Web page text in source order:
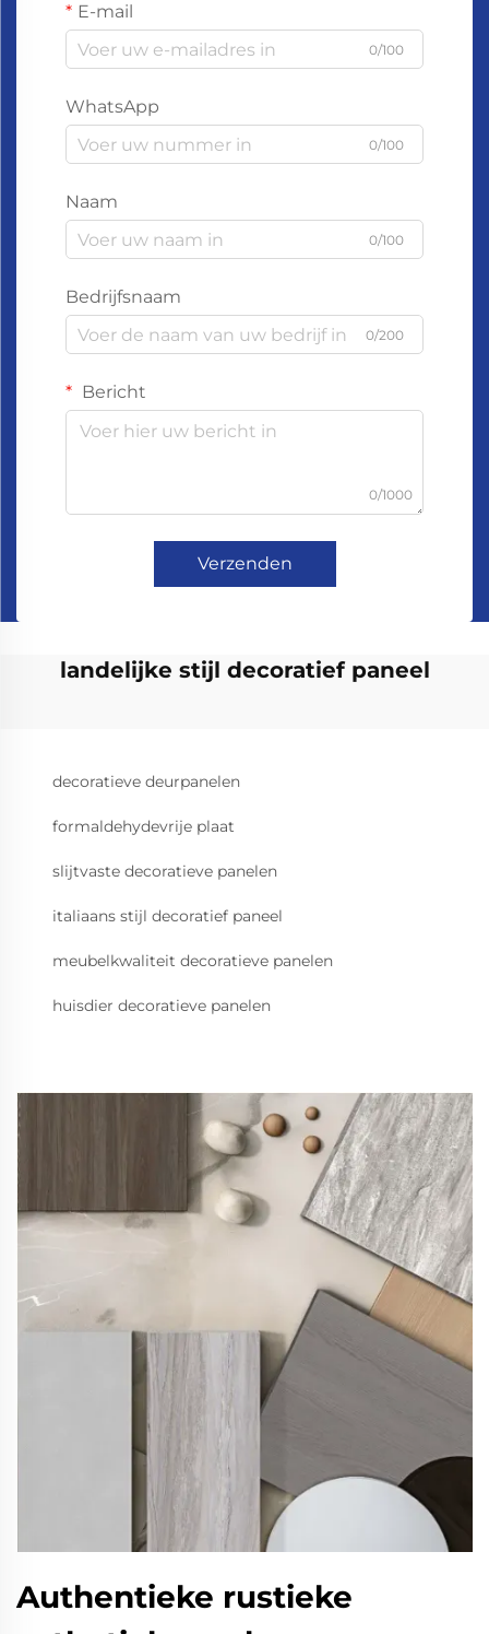
E-mail
0/100
WhatsApp
0/100
Naam
0/100
Bedrijfsnaam
0/200
Bericht
0/1000
Verzenden
landelijke stijl decoratief paneel
decoratieve deurpanelen
formaldehydevrije plaat
slijtvaste decoratieve panelen
italiaans stijl decoratief paneel
meubelkwaliteit decoratieve panelen
huisdier decoratieve panelen
Authentieke rustieke